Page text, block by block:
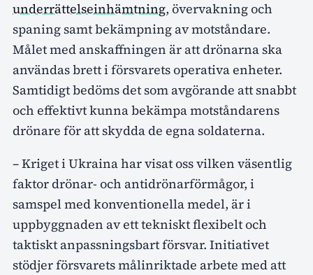
underrättelseinhämtning, övervakning och
spaning samt bekämpning av motståndare.
Målet med anskaffningen är att drönarna ska
användas brett i försvarets operativa enheter.
Samtidigt bedöms det som avgörande att snabbt
och effektivt kunna bekämpa motståndarens
drönare för att skydda de egna soldaterna.
– Kriget i Ukraina har visat oss vilken väsentlig
faktor drönar- och antidrönarförmågor, i
samspel med konventionella medel, är i
uppbyggnaden av ett tekniskt flexibelt och
taktiskt anpassningsbart försvar. Initiativet
stödjer försvarets målinriktade arbete med att